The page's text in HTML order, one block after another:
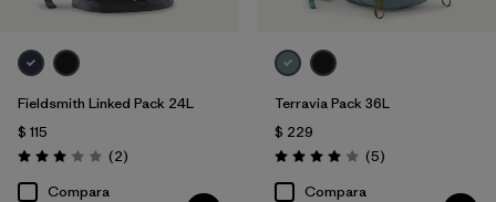
Fieldsmith Linked Pack 24L
$ 115
Valoración: 3.0 / 5
(2Comentarios
)
Compara
Terravia Pack 36L
$ 229
Valoración: 4.0 / 5
(5Comentarios
)
Compara